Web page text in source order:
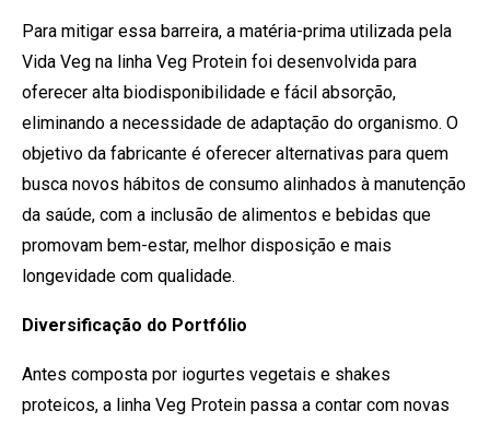
Para mitigar essa barreira, a matéria-prima utilizada pela
Vida Veg na linha Veg Protein foi desenvolvida para
oferecer alta biodisponibilidade e fácil absorção,
eliminando a necessidade de adaptação do organismo. O
objetivo da fabricante é oferecer alternativas para quem
busca novos hábitos de consumo alinhados à manutenção
da saúde, com a inclusão de alimentos e bebidas que
promovam bem-estar, melhor disposição e mais
longevidade com qualidade.
Diversificação do Portfólio
Antes composta por iogurtes vegetais e shakes
proteicos, a linha Veg Protein passa a contar com novas